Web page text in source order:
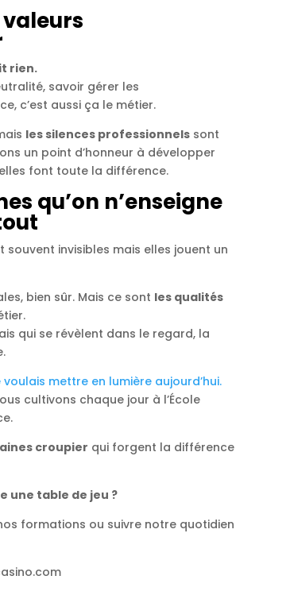
rien.
savoir gérer les
c’est aussi ça le métier.
les silences professionnels sont
un point d’honneur à développer
font toute la différence.
qu’on n’enseigne
souvent invisibles mais elles jouent un
bien sûr. Mais ce sont les qualités
qui se révèlent dans le regard, la
voulais mettre en lumière aujourd’hui.
cultivons chaque jour à l’École
croupier qui forgent la différence
une table de jeu ?
formations ou suivre notre quotidien